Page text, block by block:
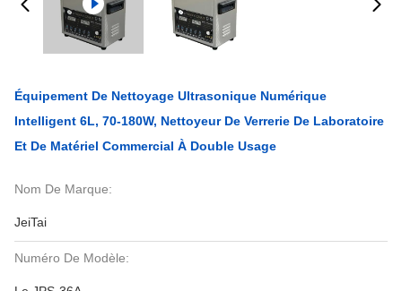
Équipement De Nettoyage Ultrasonique Numérique
Intelligent 6L, 70-180W, Nettoyeur De Verrerie De Laboratoire
Et De Matériel Commercial À Double Usage
Nom De Marque:
JeiTai
Numéro De Modèle: